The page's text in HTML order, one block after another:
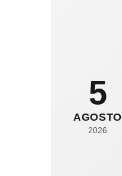
5
AGOSTO
2026